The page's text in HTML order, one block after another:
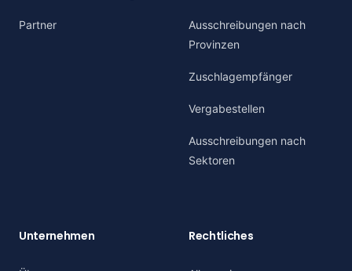
Partner
Ausschreibungen nach
Provinzen
Zuschlagempfänger
Vergabestellen
Ausschreibungen nach
Sektoren
Unternehmen Rechtliches